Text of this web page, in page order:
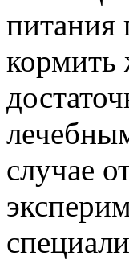
питания
кормить
случае